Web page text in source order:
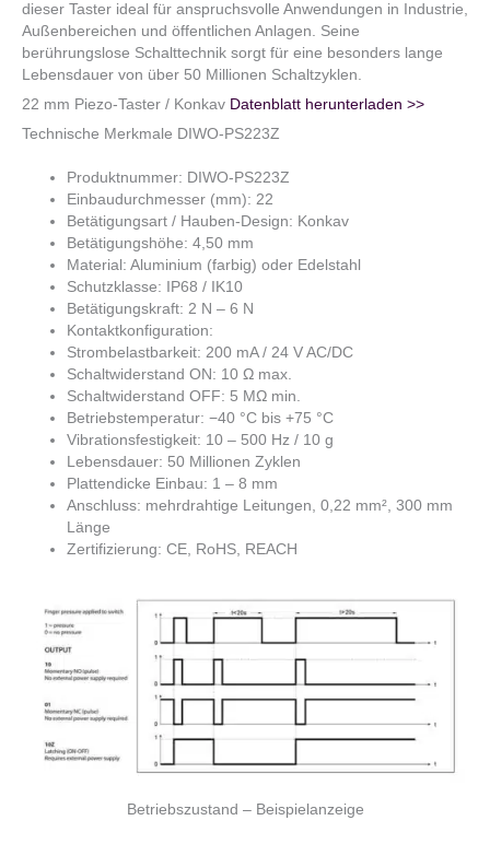
dieser Taster ideal für anspruchsvolle Anwendungen in Industrie,
Außenbereichen und öffentlichen Anlagen. Seine
berührungslose Schalttechnik sorgt für eine besonders lange
Lebensdauer von über 50 Millionen Schaltzyklen.
22 mm Piezo-Taster / Konkav Datenblatt herunterladen >>
Technische Merkmale DIWO-PS223Z
Produktnummer: DIWO-PS223Z
Einbaudurchmesser (mm): 22
Betätigungsart / Hauben-Design: Konkav
Betätigungshöhe: 4,50 mm
Material: Aluminium (farbig) oder Edelstahl
Schutzklasse: IP68 / IK10
Betätigungskraft: 2 N – 6 N
Kontaktkonfiguration:
Strombelastbarkeit: 200 mA / 24 V AC/DC
Schaltwiderstand ON: 10 Ω max.
Schaltwiderstand OFF: 5 MΩ min.
Betriebstemperatur: −40 °C bis +75 °C
Vibrationsfestigkeit: 10 – 500 Hz / 10 g
Lebensdauer: 50 Millionen Zyklen
Plattendicke Einbau: 1 – 8 mm
Anschluss: mehrdrahtige Leitungen, 0,22 mm², 300 mm
Länge
Zertifizierung: CE, RoHS, REACH
Betriebszustand – Beispielanzeige